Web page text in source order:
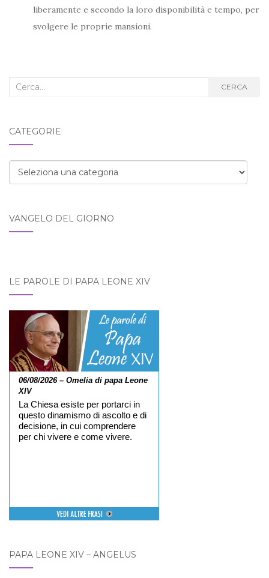
liberamente e secondo la loro disponibilità e tempo, per
svolgere le proprie mansioni.
Cerca
CERCA
CATEGORIE
Categorie
VANGELO DEL GIORNO
LE PAROLE DI PAPA LEONE XIV
06/08/2026 – Omelia di papa Leone
XIV
La Chiesa esiste per portarci in
questo dinamismo di ascolto e di
decisione, in cui comprendere
per chi vivere e come vivere.
PAPA LEONE XIV – ANGELUS